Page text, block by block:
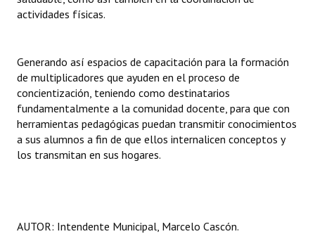
actividades físicas.
Generando así espacios de capacitación para la formación
de multiplicadores que ayuden en el proceso de
concientización, teniendo como destinatarios
fundamentalmente a la comunidad docente, para que con
herramientas pedagógicas puedan transmitir conocimientos
a sus alumnos a fin de que ellos internalicen conceptos y
los transmitan en sus hogares.
AUTOR: Intendente Municipal, Marcelo Cascón.